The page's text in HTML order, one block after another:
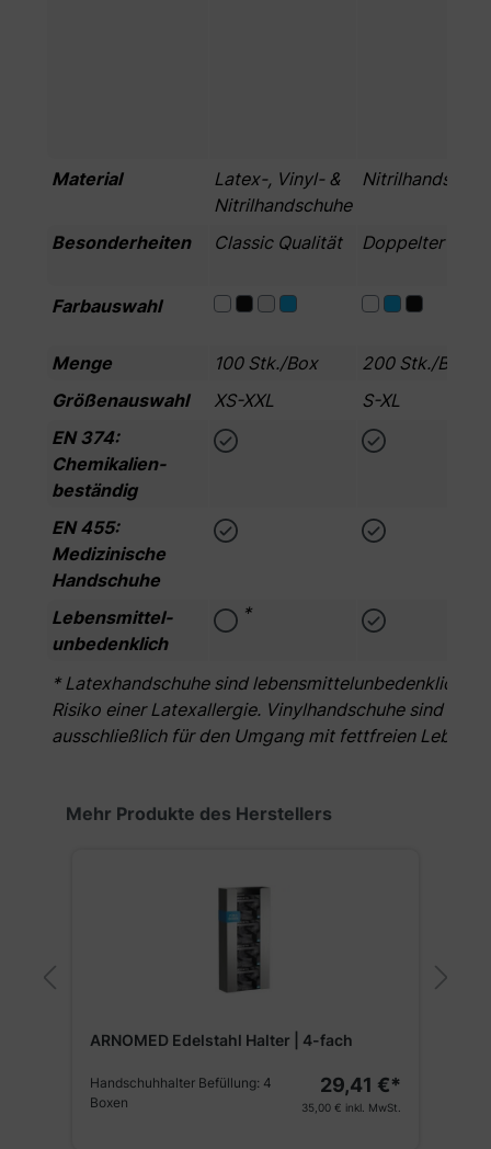
Material
Latex-, Vinyl- &
Nitrilhandschuhe
Besonderheiten Classic Qualität Doppelter
Farbauswahl
Menge 100 Stk./Box
200 Stk./Box
Größenauswahl
XS-XXL
S-XL
EN 374:
Chemikalien­
beständig
EN 455:
Medizinische
Handschuhe
Lebensmittel­
unbedenklich
*
* Latexhandschuhe sind lebensmittelunbedenklich.
Risiko einer Latexallergie. Vinylhandschuhe sind
ausschließlich für den Umgang mit fettfreien
Produktgalerie überspringen
Mehr Produkte des Herstellers
| Blau
Größe: 3,19 €*
3,80 € inkl. MwSt.